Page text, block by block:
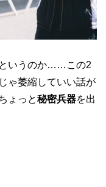
いうのか……この2
ゃ萎縮していい話が
ょっと秘密兵器を出